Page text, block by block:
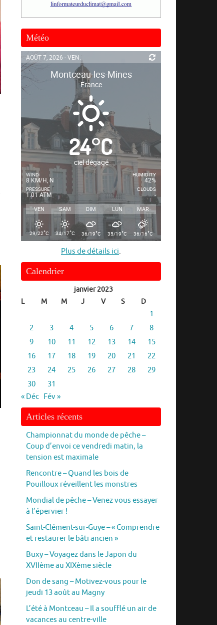
Météo
AOÛT 7, 2026 - VEN.
Montceau-les-Mines
France
24°C
ciel dégagé
WIND
8 KM/H, N
PRESSURE
1.01 ATM
HUMIDITY
42%
CLOUDS
-
VEN SAM DIM LUN MAR
29/22°C 34/17°C 36/19°C 35/19°C 36/16°C
Plus de détails ici.
Calendrier
janvier 2023
L
M M J V S D
1
2
3 4 5 6 7
8
9
10 11 12 13 14
15
16
17 18 19 20 21
22
23
24 25 26 27 28
29
30
31
« Déc Fév »
Articles récents
Championnat du monde de pêche –
Coup d’envoi ce vendredi matin, la
tension est maximale
Rencontre – Quand les bois de
Pouilloux réveillent les monstres
Mondial de pêche – Venez vous essayer
à l’épervier !
Saint-Clément-sur-Guye – « Comprendre
et restaurer le bâti ancien »
Buxy – Voyagez dans le Japon du
XVIIème au XIXème siècle
Don de sang – Motivez-vous pour le
jeudi 13 août au Magny
L’été à Montceau – Il a soufflé un air de
vacances au centre-ville